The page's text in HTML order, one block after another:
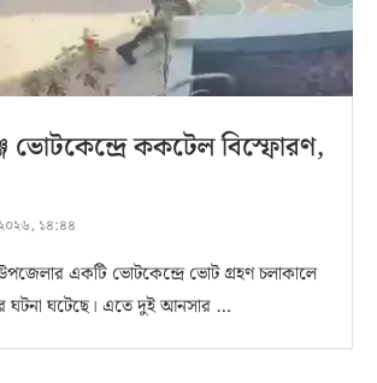
ভোটকেন্দ্রে ককটেল বিস্ফোরণ,
২০২৬, ১৪:৪৪
একটি ভোটকেন্দ্রে ভোট গ্রহণ চলাকালে
ঘটনা ঘটেছে। এতে দুই আনসার …